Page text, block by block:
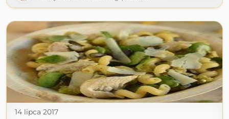
14 lipca 2017